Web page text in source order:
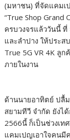
(มหาชน) ที่จัดแคมเ
“True Shop
ครบวงจรแล้ววันนี้
และลำปาง ให้ประ
True 5G VR 4K ลู
ภายในงาน
ด้านนายอาทิตย์ ปลื้
สยามทีวี จำกัด ยังไ
2566นี้ ก็เป็นช่วงเ
แคมเปญเอาใจคนมี